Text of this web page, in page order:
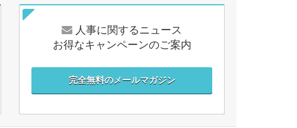
人事に関するニュース
お得なキャンペーンのご案内
完全無料のメールマガジン